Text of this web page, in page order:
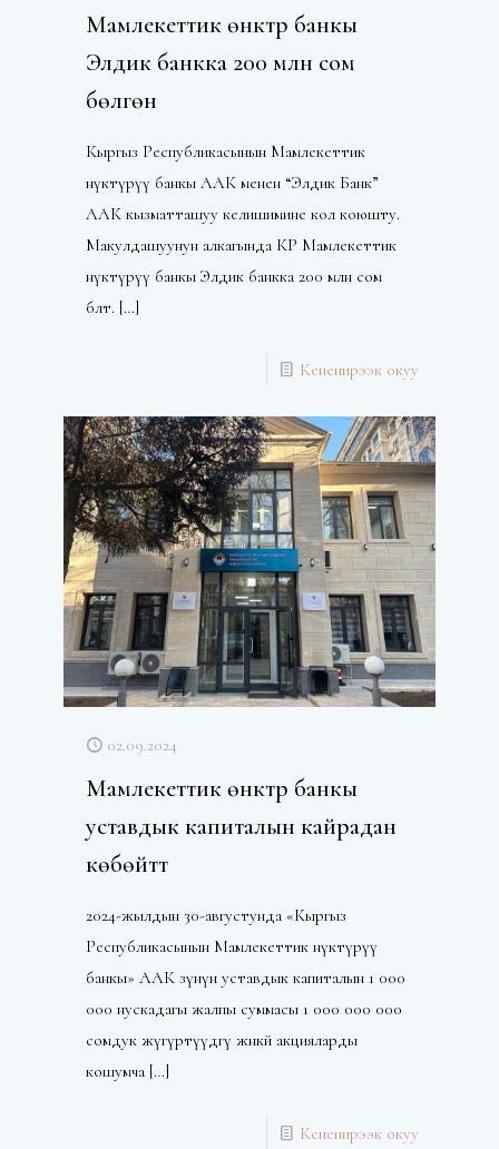
Мамлекеттик өнүктүрүү банкы
Элдик банкка 200 млн сом
бөлгөн
Кыргыз Республикасынын Мамлекеттик
өнүктүрүү банкы ААК менен “Элдик Банк”
ААК кызматташуу келишимине кол коюшту.
Макулдашуунун алкагында КР Мамлекеттик
өнүктүрүү банкы Элдик банкка 200 млн сом
бөлөт. […]
Кененирээк окуу
02.09.2024
Мамлекеттик өнүктүрүү банкы
уставдык капиталын кайрадан
көбөйттү
2024-жылдын 30-августунда «Кыргыз
Республикасынын Мамлекеттик өнүктүрүү
банкы» ААК өзүнүн уставдык капиталын 1 000
000 нускадагы жалпы суммасы 1 000 000 000
сомдук жүгүртүүдөгү жөнөкөй акцияларды
кошумча […]
Кененирээк окуу